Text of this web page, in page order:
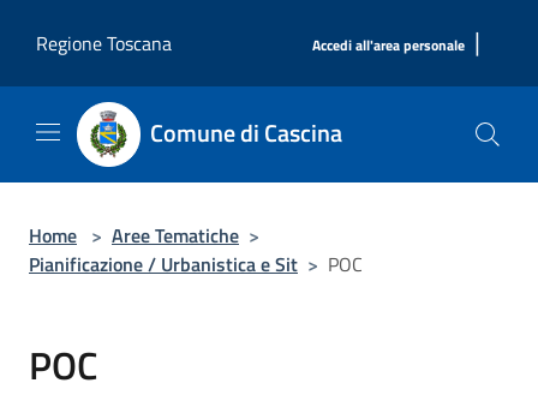
Regione Toscana
Accedi all'area personale |
Comune di Cascina
Home > Aree Tematiche >
Pianificazione / Urbanistica e Sit > POC
POC